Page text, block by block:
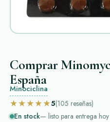
Comprar
España
Minociclina
★★★★★5(105 reseñas)
En stock— listo para entrega hoy